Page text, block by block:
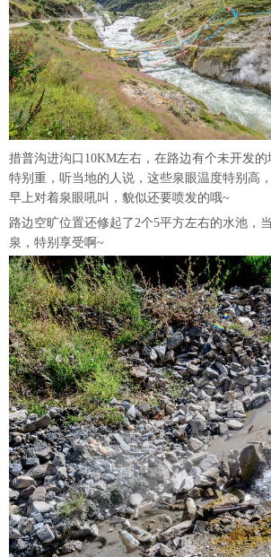
措普沟进沟口10KM左右，在路边有个未开发
特别重，听当地的人说，这些泉眼温度特别高
早上对着泉眼吼叫，貌似还要喷发的哦~
路边空旷位置还修起了2个5平方左右的水池，
泉，特别享受啊~